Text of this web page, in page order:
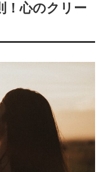
！心のクリー